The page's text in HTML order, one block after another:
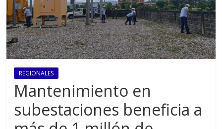
REGIONALES
Mantenimiento en
subestaciones beneficia a